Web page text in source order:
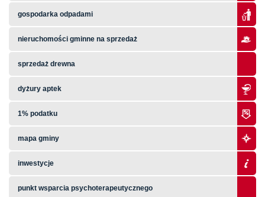
gospodarka odpadami
nieruchomości gminne na sprzedaż
sprzedaż drewna
dyżury aptek
1% podatku
mapa gminy
inwestycje
punkt wsparcia psychoterapeutycznego